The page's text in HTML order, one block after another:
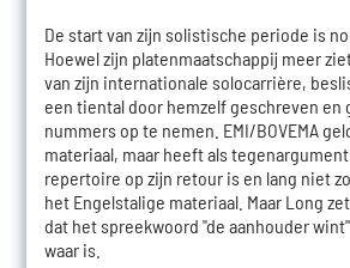
De start van zijn solistische periode is
Hoewel zijn platenmaatschappij meer
van zijn internationale solocarrière,
een tiental door hemzelf geschreven en
nummers op te nemen. EMI/BOVEMA
materiaal, maar heeft als
repertoire op zijn retour is en lang niet
het Engelstalige materiaal. Maar Long
dat het spreekwoord "de aanhouder
waar is.